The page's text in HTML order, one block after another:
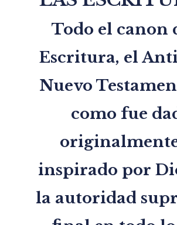
Todo el canon
Escritura, el
Nuevo
como fue
inspirado por
la autoridad